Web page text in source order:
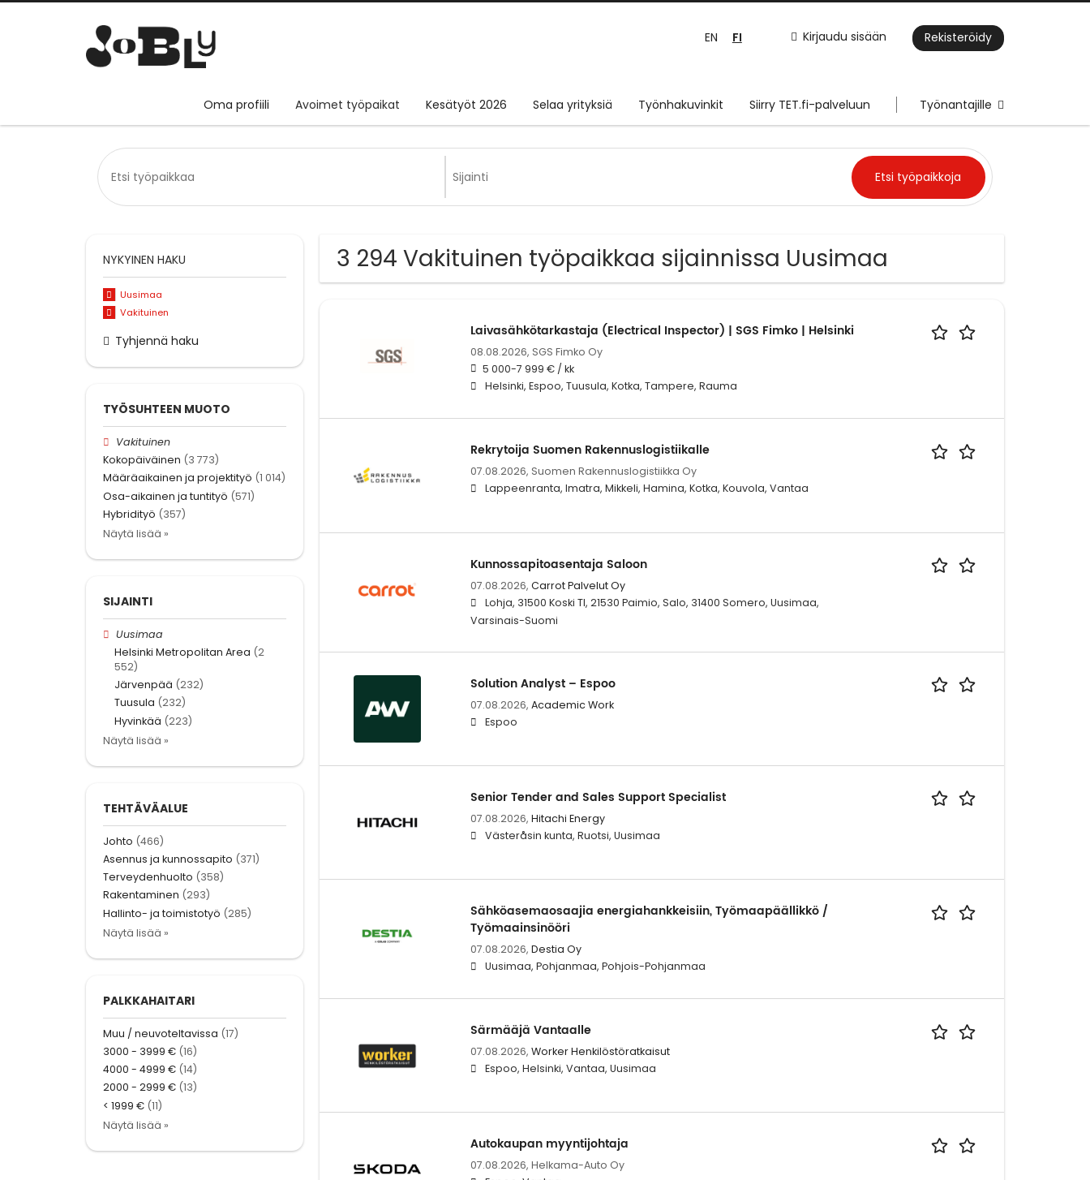
Kirjaudu sisään Rekisteröidy
EN FI
Oma profiili Avoimet työpaikat Kesätyöt 2026 Selaa yrityksiä Työnhakuvinkit Siirry TET.fi-palveluun Työnantajille
3 294 Vakituinen työpaikkaa sijainnissa Uusimaa
Laivasähkötarkastaja (Electrical Inspector) | SGS Fimko | Helsinki
08.08.2026, SGS Fimko Oy
5 000-7 999 € / kk
Helsinki, Espoo, Tuusula, Kotka, Tampere, Rauma
Rekrytoija Suomen Rakennuslogistiikalle
07.08.2026, Suomen Rakennuslogistiikka Oy
Lappeenranta, Imatra, Mikkeli, Hamina, Kotka, Kouvola, Vantaa
Kunnossapitoasentaja Saloon
07.08.2026, Carrot Palvelut Oy
Lohja, 31500 Koski Tl, 21530 Paimio, Salo, 31400 Somero, Uusimaa,
Varsinais-Suomi
Solution Analyst – Espoo
07.08.2026, Academic Work
Espoo
Senior Tender and Sales Support Specialist
07.08.2026, Hitachi Energy
Västeråsin kunta, Ruotsi, Uusimaa
Sähköasemaosaajia energiahankkeisiin, Työmaapäällikkö /
Työmaainsinööri
07.08.2026, Destia Oy
Uusimaa, Pohjanmaa, Pohjois-Pohjanmaa
Särmääjä Vantaalle
07.08.2026, Worker Henkilöstöratkaisut
Espoo, Helsinki, Vantaa, Uusimaa
Autokaupan myyntijohtaja
07.08.2026, Helkama-Auto Oy
NYKYINEN HAKU
Uusimaa
Vakituinen
Tyhjennä haku
TYÖSUHTEEN MUOTO
Vakituinen
Kokopäiväinen (3 773)
Määräaikainen ja projektityö (1 014)
Osa-aikainen ja tuntityö (571)
Hybridityö (357)
Näytä lisää »
SIJAINTI
Uusimaa
Helsinki Metropolitan Area (2
552)
Järvenpää (232)
Tuusula (232)
Hyvinkää (223)
Näytä lisää »
TEHTÄVÄALUE
Johto (466)
Asennus ja kunnossapito (371)
Terveydenhuolto (358)
Rakentaminen (293)
Hallinto- ja toimistotyö (285)
Näytä lisää »
PALKKAHAITARI
Muu / neuvoteltavissa (17)
3000 - 3999 € (16)
4000 - 4999 € (14)
2000 - 2999 € (13)
< 1999 € (11)
Näytä lisää »